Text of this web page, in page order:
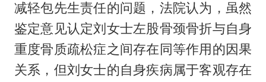
减轻包先生责任的问题，法院认为，虽然
鉴定意见认定刘女士左股骨颈骨折与自身
重度骨质疏松症之间存在同等作用的因果
关系，但刘女士的自身疾病属于客观存在